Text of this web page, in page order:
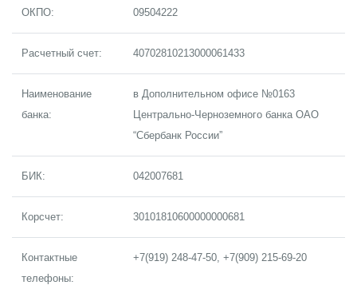
ОКПО: 09504222
Расчетный счет: 40702810213000061433
Наименование
банка:
в Дополнительном офисе №0163
Центрально-Черноземного банка ОАО
“Сбербанк России”
БИК: 042007681
Корсчет: 30101810600000000681
Контактные
телефоны:
+7(919) 248-47-50, +7(909) 215-69-20